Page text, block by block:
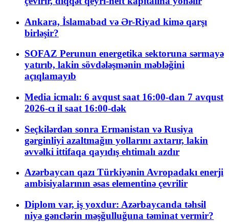
Ankara, İslamabad və Ər-Riyad kimə qarşı
birləşir?
SOFAZ Perunun energetika sektoruna sərmayə
yatırıb, lakin sövdələşmənin məbləğini
açıqlamayıb
Media icmalı: 6 avqust saat 16:00-dan 7 avqust
2026-cı il saat 16:00-dək
Seçkilərdən sonra Ermənistan və Rusiya
gərginliyi azaltmağın yollarını axtarır, lakin
əvvəlki ittifaqa qayıdış ehtimalı azdır
Azərbaycan qazı Türkiyənin Avropadakı enerji
ambisiyalarının əsas elementinə çevrilir
Diplom var, iş yoxdur: Azərbaycanda təhsil
niyə gənclərin məşğulluğuna təminat vermir?